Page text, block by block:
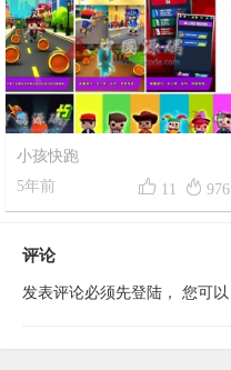
小孩快跑
5年前
 11  976
评论
发表评论必须先登陆， 您可以